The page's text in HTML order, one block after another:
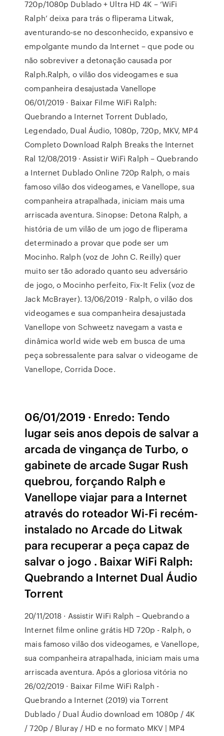
720p/1080p Dublado + Ultra HD 4K – ‘WiFi
Ralph’ deixa para trás o fliperama Litwak,
aventurando-se no desconhecido, expansivo e
empolgante mundo da Internet – que pode ou
não sobreviver a detonação causada por
Ralph.Ralph, o vilão dos videogames e sua
companheira desajustada Vanellope
06/01/2019 · Baixar Filme WiFi Ralph:
Quebrando a Internet Torrent Dublado,
Legendado, Dual Áudio, 1080p, 720p, MKV, MP4
Completo Download Ralph Breaks the Internet
Ral 12/08/2019 · Assistir WiFi Ralph – Quebrando
a Internet Dublado Online 720p Ralph, o mais
famoso vilão dos videogames, e Vanellope, sua
companheira atrapalhada, iniciam mais uma
arriscada aventura. Sinopse: Detona Ralph, a
história de um vilão de um jogo de fliperama
determinado a provar que pode ser um
Mocinho. Ralph (voz de John C. Reilly) quer
muito ser tão adorado quanto seu adversário
de jogo, o Mocinho perfeito, Fix-It Felix (voz de
Jack McBrayer). 13/06/2019 · Ralph, o vilão dos
videogames e sua companheira desajustada
Vanellope von Schweetz navegam a vasta e
dinâmica world wide web em busca de uma
peça sobressalente para salvar o videogame de
Vanellope, Corrida Doce.
06/01/2019 · Enredo: Tendo
lugar seis anos depois de salvar a
arcada de vingança de Turbo, o
gabinete de arcade Sugar Rush
quebrou, forçando Ralph e
Vanellope viajar para a Internet
através do roteador Wi-Fi recém-
instalado no Arcade do Litwak
para recuperar a peça capaz de
salvar o jogo . Baixar WiFi Ralph:
Quebrando a Internet Dual Áudio
Torrent
20/11/2018 · Assistir WiFi Ralph – Quebrando a
Internet filme online grátis HD 720p - Ralph, o
mais famoso vilão dos videogames, e Vanellope,
sua companheira atrapalhada, iniciam mais uma
arriscada aventura. Após a gloriosa vitória no
26/02/2019 · Baixar Filme WiFi Ralph -
Quebrando a Internet (2019) via Torrent
Dublado / Dual Áudio download em 1080p / 4K
/ 720p / Bluray / HD e no formato MKV | MP4